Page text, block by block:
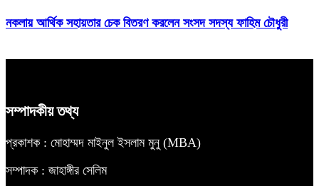
নকলায় আর্থিক সহায়তার চেক বিতরণ করলেন সংসদ সদস্য ফাহিম চৌধুরী
সম্পাদকীয় তথ্য
প্রকাশক : মোহাম্মদ মাইনুল ইসলাম মুনু (MBA)
সম্পাদক : জাহাঙ্গীর সেলিম